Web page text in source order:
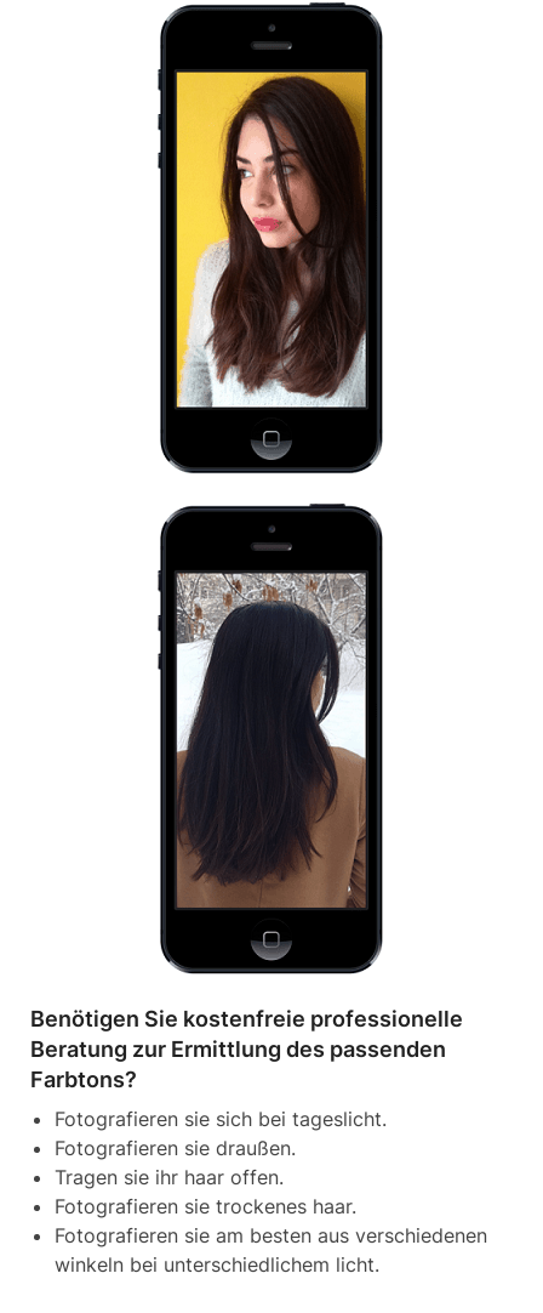
Benötigen Sie kostenfreie professionelle
Beratung zur Ermittlung des passenden
Farbtons?
Fotografieren sie sich bei tageslicht.
Fotografieren sie draußen.
Tragen sie ihr haar offen.
Fotografieren sie trockenes haar.
Fotografieren sie am besten aus verschiedenen
winkeln bei unterschiedlichem licht.